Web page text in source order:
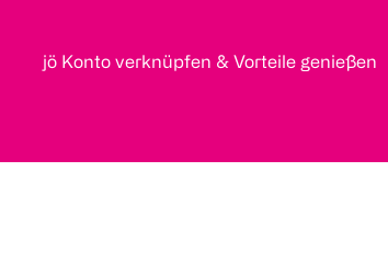
jö Konto verknüpfen & Vorteile genießen